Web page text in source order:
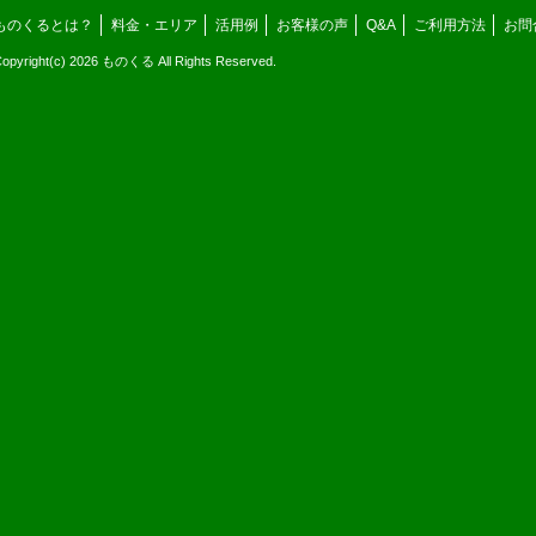
のくるとは？ 料金・エリア 活用例 お客様の声 Q&A ご利用方法 お問
2026 ものくる All Rights Reserved.